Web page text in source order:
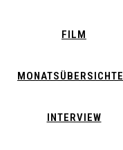
FILM
INTERVIEW